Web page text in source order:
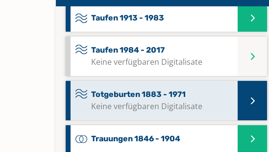
Taufen 1913 - 1983
Taufen 1984 - 2017
Keine verfügbaren Digitalisate
Totgeburten 1883 - 1971
Keine verfügbaren Digitalisate
Trauungen 1846 - 1904